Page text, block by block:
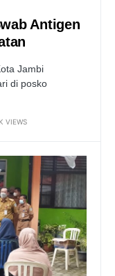
Antigen
Jambi
di posko
VIEWS